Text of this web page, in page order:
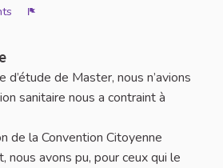
de Master, nous n’avions
sanitaire nous a contraint à
de la Convention Citoyenne
avons pu, pour ceux qui le